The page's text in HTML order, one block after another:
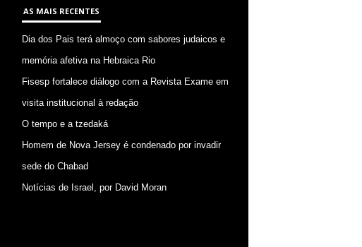
AS MAIS RECENTES
Dia dos Pais terá almoço com sabores judaicos e
memória afetiva na Hebraica Rio
Fisesp fortalece diálogo com a Revista Exame em
visita institucional à redação
O tempo e a tzedaká
Homem de Nova Jersey é condenado por invadir
sede do Chabad
Notícias de Israel, por David Moran